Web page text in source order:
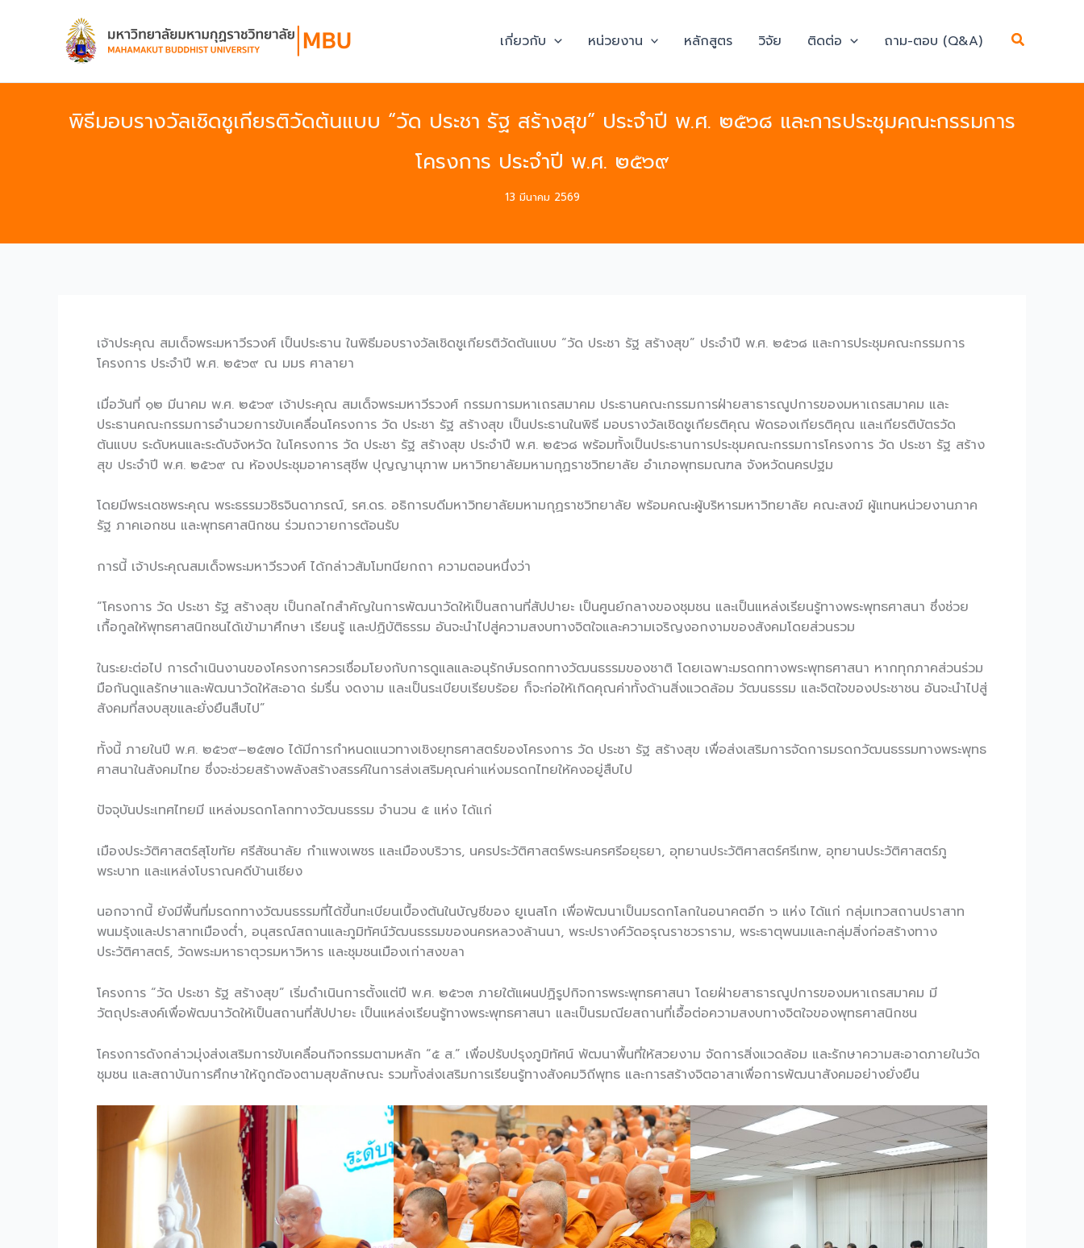
เกี่ยวกับ หน่วยงาน หลักสูตร วิจัย ติดต่อ ถาม-ตอบ (Q&A) Search
พิธีมอบรางวัลเชิดชูเกียรติวัดต้นแบบ “วัด ประชา รัฐ สร้างสุข” ประจำปี พ.ศ. ๒๕๖๘ และการประชุมคณะกรรมการ
โครงการ ประจำปี พ.ศ. ๒๕๖๙
13 มีนาคม 2569
เจ้าประคุณ สมเด็จพระมหาวีรวงศ์ เป็นประธาน ในพิธีมอบรางวัลเชิดชูเกียรติวัดต้นแบบ “วัด ประชา รัฐ สร้างสุข” ประจำปี พ.ศ. ๒๕๖๘ และการประชุมคณะกรรมการ
โครงการ ประจำปี พ.ศ. ๒๕๖๙ ณ มมร ศาลายา
เมื่อวันที่ ๑๒ มีนาคม พ.ศ. ๒๕๖๙ เจ้าประคุณ สมเด็จพระมหาวีรวงศ์ กรรมการมหาเถรสมาคม ประธานคณะกรรมการฝ่ายสาธารณูปการของมหาเถรสมาคม และ
ประธานคณะกรรมการอำนวยการขับเคลื่อนโครงการ วัด ประชา รัฐ สร้างสุข เป็นประธานในพิธี มอบรางวัลเชิดชูเกียรติคุณ พัดรองเกียรติคุณ และเกียรติบัตรวัด
ต้นแบบ ระดับหนและระดับจังหวัด ในโครงการ วัด ประชา รัฐ สร้างสุข ประจำปี พ.ศ. ๒๕๖๘ พร้อมทั้งเป็นประธานการประชุมคณะกรรมการโครงการ วัด ประชา รัฐ สร้าง
สุข ประจำปี พ.ศ. ๒๕๖๙ ณ ห้องประชุมอาคารสุชีพ ปุญญานุภาพ มหาวิทยาลัยมหามกุฏราชวิทยาลัย อำเภอพุทธมณฑล จังหวัดนครปฐม
โดยมีพระเดชพระคุณ พระธรรมวชิรจินดาภรณ์, รศ.ดร. อธิการบดีมหาวิทยาลัยมหามกุฏราชวิทยาลัย พร้อมคณะผู้บริหารมหาวิทยาลัย คณะสงฆ์ ผู้แทนหน่วยงานภาค
รัฐ ภาคเอกชน และพุทธศาสนิกชน ร่วมถวายการต้อนรับ
การนี้ เจ้าประคุณสมเด็จพระมหาวีรวงศ์ ได้กล่าวสัมโมทนียกถา ความตอนหนึ่งว่า
“โครงการ วัด ประชา รัฐ สร้างสุข เป็นกลไกสำคัญในการพัฒนาวัดให้เป็นสถานที่สัปปายะ เป็นศูนย์กลางของชุมชน และเป็นแหล่งเรียนรู้ทางพระพุทธศาสนา ซึ่งช่วย
เกื้อกูลให้พุทธศาสนิกชนได้เข้ามาศึกษา เรียนรู้ และปฏิบัติธรรม อันจะนำไปสู่ความสงบทางจิตใจและความเจริญงอกงามของสังคมโดยส่วนรวม
ในระยะต่อไป การดำเนินงานของโครงการควรเชื่อมโยงกับการดูแลและอนุรักษ์มรดกทางวัฒนธรรมของชาติ โดยเฉพาะมรดกทางพระพุทธศาสนา หากทุกภาคส่วนร่วม
มือกันดูแลรักษาและพัฒนาวัดให้สะอาด ร่มรื่น งดงาม และเป็นระเบียบเรียบร้อย ก็จะก่อให้เกิดคุณค่าทั้งด้านสิ่งแวดล้อม วัฒนธรรม และจิตใจของประชาชน อันจะนำไปสู่
สังคมที่สงบสุขและยั่งยืนสืบไป”
ทั้งนี้ ภายในปี พ.ศ. ๒๕๖๙–๒๕๗๐ ได้มีการกำหนดแนวทางเชิงยุทธศาสตร์ของโครงการ วัด ประชา รัฐ สร้างสุข เพื่อส่งเสริมการจัดการมรดกวัฒนธรรมทางพระพุทธ
ศาสนาในสังคมไทย ซึ่งจะช่วยสร้างพลังสร้างสรรค์ในการส่งเสริมคุณค่าแห่งมรดกไทยให้คงอยู่สืบไป
ปัจจุบันประเทศไทยมี แหล่งมรดกโลกทางวัฒนธรรม จำนวน ๕ แห่ง ได้แก่
เมืองประวัติศาสตร์สุโขทัย ศรีสัชนาลัย กำแพงเพชร และเมืองบริวาร, นครประวัติศาสตร์พระนครศรีอยุธยา, อุทยานประวัติศาสตร์ศรีเทพ, อุทยานประวัติศาสตร์ภู
พระบาท และแหล่งโบราณคดีบ้านเชียง
นอกจากนี้ ยังมีพื้นที่มรดกทางวัฒนธรรมที่ได้ขึ้นทะเบียนเบื้องต้นในบัญชีของ ยูเนสโก เพื่อพัฒนาเป็นมรดกโลกในอนาคตอีก ๖ แห่ง ได้แก่ กลุ่มเทวสถานปราสาท
พนมรุ้งและปราสาทเมืองต่ำ, อนุสรณ์สถานและภูมิทัศน์วัฒนธรรมของนครหลวงล้านนา, พระปรางค์วัดอรุณราชวราราม, พระธาตุพนมและกลุ่มสิ่งก่อสร้างทาง
ประวัติศาสตร์, วัดพระมหาธาตุวรมหาวิหาร และชุมชนเมืองเก่าสงขลา
โครงการ “วัด ประชา รัฐ สร้างสุข” เริ่มดำเนินการตั้งแต่ปี พ.ศ. ๒๕๖๓ ภายใต้แผนปฏิรูปกิจการพระพุทธศาสนา โดยฝ่ายสาธารณูปการของมหาเถรสมาคม มี
วัตถุประสงค์เพื่อพัฒนาวัดให้เป็นสถานที่สัปปายะ เป็นแหล่งเรียนรู้ทางพระพุทธศาสนา และเป็นรมณียสถานที่เอื้อต่อความสงบทางจิตใจของพุทธศาสนิกชน
โครงการดังกล่าวมุ่งส่งเสริมการขับเคลื่อนกิจกรรมตามหลัก “๕ ส.” เพื่อปรับปรุงภูมิทัศน์ พัฒนาพื้นที่ให้สวยงาม จัดการสิ่งแวดล้อม และรักษาความสะอาดภายในวัด
ชุมชน และสถาบันการศึกษาให้ถูกต้องตามสุขลักษณะ รวมทั้งส่งเสริมการเรียนรู้ทางสังคมวิถีพุทธ และการสร้างจิตอาสาเพื่อการพัฒนาสังคมอย่างยั่งยืน